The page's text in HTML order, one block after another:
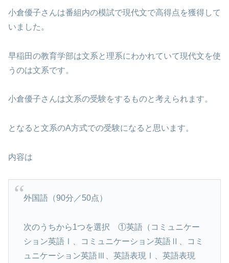
小倉優子さんは番組内の模試で現代文で高得点を獲得して
いました。
早稲田の教育学部は文系と理系にわかれていて現代文を使
うのは文系です。
小倉優子さんは文系の受験をするものと考えられます。
となると文系のA方式での受験になると思います。
内容は
外国語（90分／50点）
次のうちから1つを選択 ①英語（コミュニケー
ション英語Ⅰ、コミュニケーション英語Ⅱ、コミ
ュニケーション英語Ⅲ、英語表現Ⅰ、英語表現